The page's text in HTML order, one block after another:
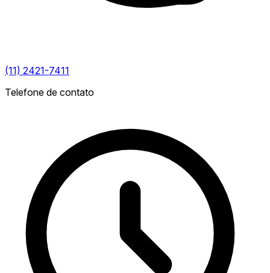
(11) 2421-7411
Telefone de contato